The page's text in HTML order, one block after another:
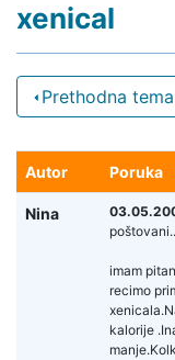
xenical
Prethodna tema
Autor Poruka
Nina
imam
recimo
kalorije